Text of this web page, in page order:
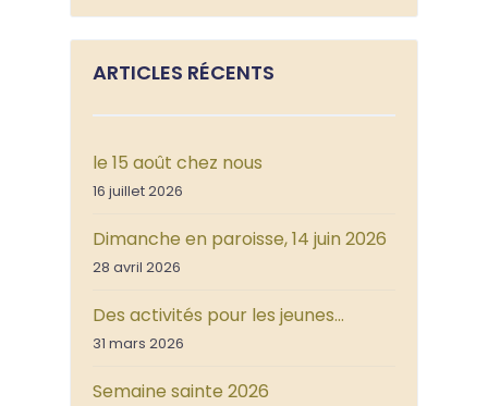
ARTICLES RÉCENTS
le 15 août chez nous
16 juillet 2026
Dimanche en paroisse, 14 juin 2026
28 avril 2026
Des activités pour les jeunes…
31 mars 2026
Semaine sainte 2026